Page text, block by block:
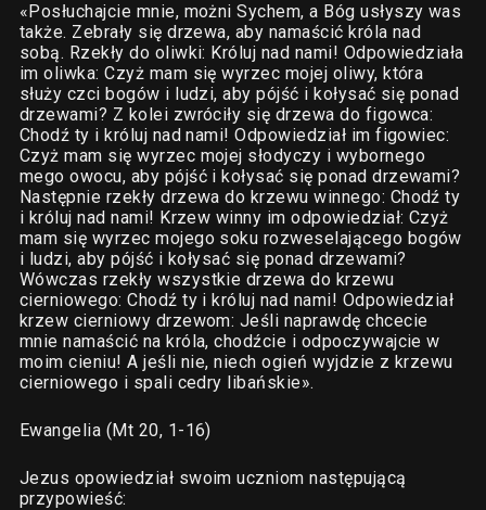
«Posłuchajcie mnie, możni Sychem, a Bóg usłyszy was
także. Zebrały się drzewa, aby namaścić króla nad
sobą. Rzekły do oliwki: Króluj nad nami! Odpowiedziała
im oliwka: Czyż mam się wyrzec mojej oliwy, która
służy czci bogów i ludzi, aby pójść i kołysać się ponad
drzewami? Z kolei zwróciły się drzewa do figowca:
Chodź ty i króluj nad nami! Odpowiedział im figowiec:
Czyż mam się wyrzec mojej słodyczy i wybornego
mego owocu, aby pójść i kołysać się ponad drzewami?
Następnie rzekły drzewa do krzewu winnego: Chodź ty
i króluj nad nami! Krzew winny im odpowiedział: Czyż
mam się wyrzec mojego soku rozweselającego bogów
i ludzi, aby pójść i kołysać się ponad drzewami?
Wówczas rzekły wszystkie drzewa do krzewu
cierniowego: Chodź ty i króluj nad nami! Odpowiedział
krzew cierniowy drzewom: Jeśli naprawdę chcecie
mnie namaścić na króla, chodźcie i odpoczywajcie w
moim cieniu! A jeśli nie, niech ogień wyjdzie z krzewu
cierniowego i spali cedry libańskie».
Ewangelia (Mt 20, 1-16)
Jezus opowiedział swoim uczniom następującą
przypowieść: